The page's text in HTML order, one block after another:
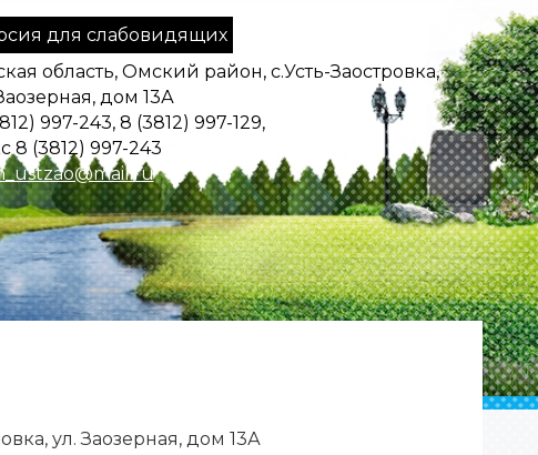
для слабовидящих
область, Омский район, с.Усть-Заостровка,
дом 13А
997-243, 8 (3812) 997-129,
8 (3812) 997-243
ул. Заозерная, дом 13А